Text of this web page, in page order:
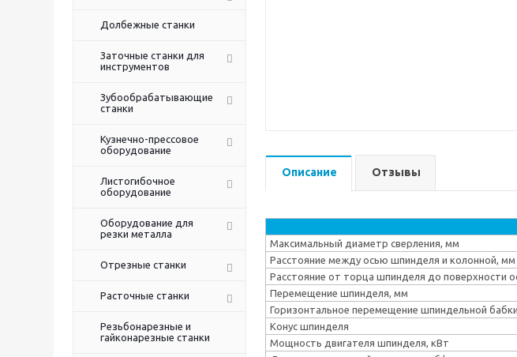
Долбежные станки
Заточные станки для
инструментов
Зубообрабатывающие
станки
Кузнечно-прессовое
оборудование
Листогибочное
оборудование
Оборудование для
резки металла
Отрезные станки
Расточные станки
Резьбонарезные и
гайконарезные станки
Описание Отзывы
Максимальный диаметр сверления, мм
Расстояние между осью шпинделя и колонной, мм
Расстояние от торца шпинделя до поверхности
Перемещение шпинделя, мм
Горизонтальное перемещение шпиндельной
Конус шпинделя
Мощность двигателя шпинделя, кВт